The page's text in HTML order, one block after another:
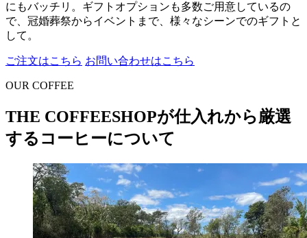
にもバッチリ。ギフトオプションも多数ご用意しているの
で、冠婚葬祭からイベントまで、様々なシーンでのギフトと
して。
ご注文はこちら お問い合わせはこちら
OUR COFFEE
THE COFFEESHOPが仕入れから厳選
するコーヒーについて